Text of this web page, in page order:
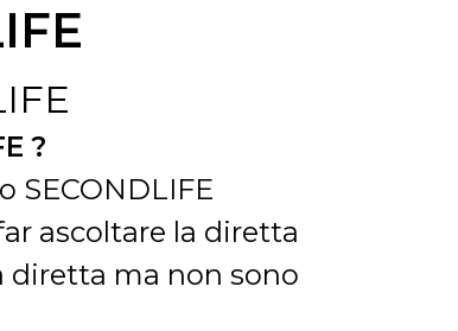
?
SECONDLIFE
ascoltare la diretta
diretta ma non sono